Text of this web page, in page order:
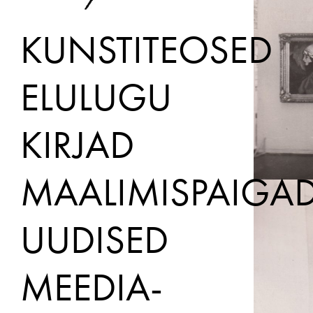
KUNSTITEOSED
ELULUGU
KIRJAD
UUDISED
MEEDIA­